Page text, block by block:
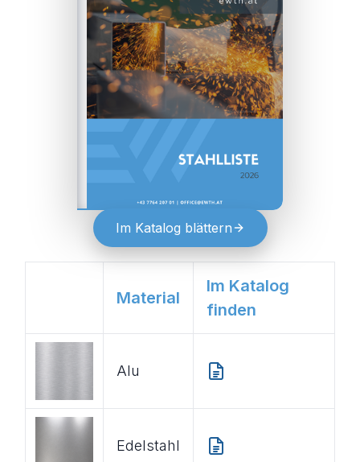
Im Katalog blättern
Material
Im Katalog
finden
Alu
Edelstahl